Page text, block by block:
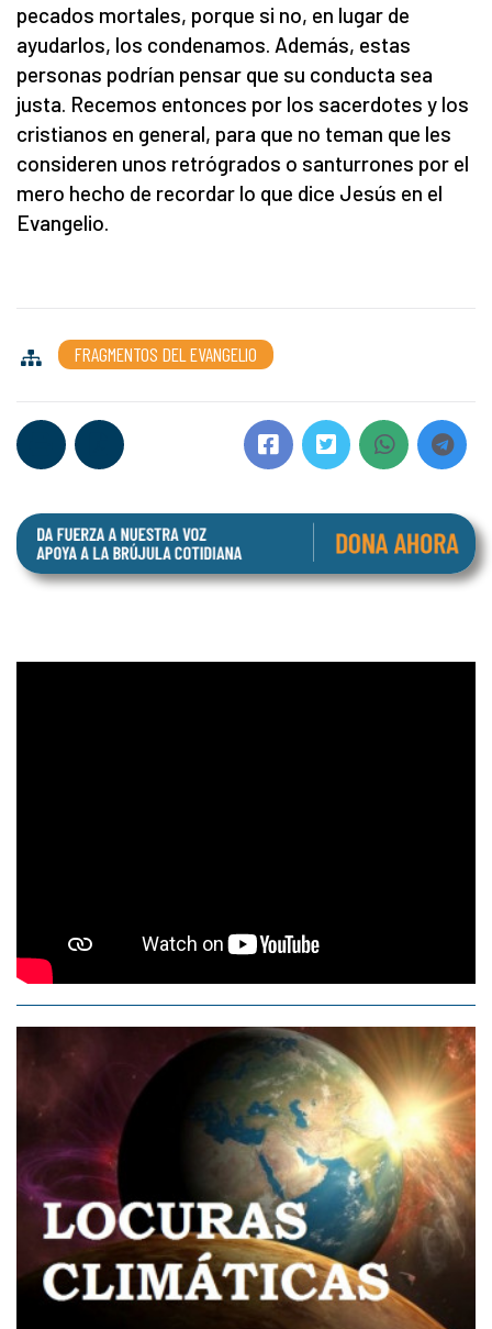
pecados mortales, porque si no, en lugar de
ayudarlos, los condenamos. Además, estas
personas podrían pensar que su conducta sea
justa. Recemos entonces por los sacerdotes y los
cristianos en general, para que no teman que les
consideren unos retrógrados o santurrones por el
mero hecho de recordar lo que dice Jesús en el
Evangelio.
FRAGMENTOS DEL EVANGELIO